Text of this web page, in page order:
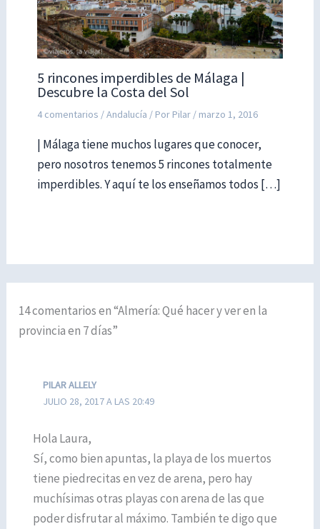
5 rincones imperdibles de Málaga |
Descubre la Costa del Sol
4 comentarios /Andalucía / Por Pilar / marzo 1, 2016
| Málaga tiene muchos lugares que conocer,
pero nosotros tenemos 5 rincones totalmente
imperdibles. Y aquí te los enseñamos todos […]
14 comentarios en “Almería: Qué hacer y ver en la
provincia en 7 días”
PILAR ALLELY
JULIO 28, 2017 A LAS 20:49
Hola Laura,
Sí, como bien apuntas, la playa de los muertos
tiene piedrecitas en vez de arena, pero hay
muchísimas otras playas con arena de las que
poder disfrutar al máximo. También te digo que